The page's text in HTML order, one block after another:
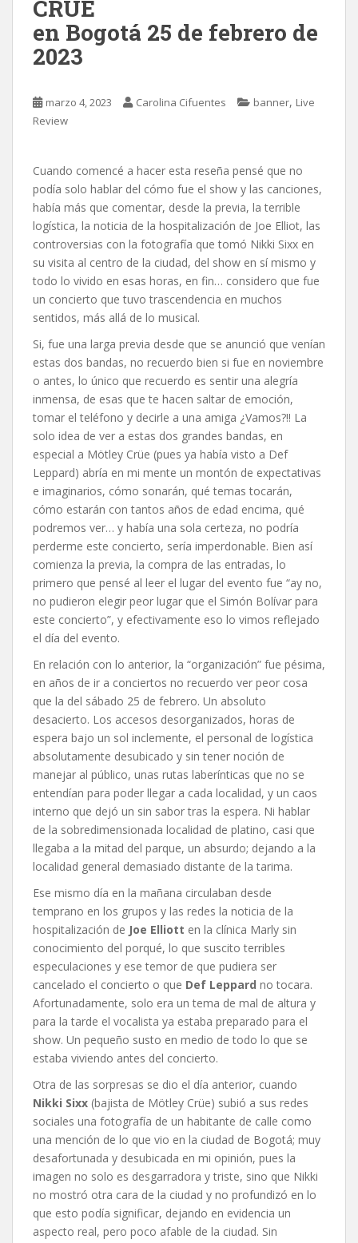
CRÜE
en Bogotá 25 de febrero de
2023
marzo 4, 2023 Carolina Cifuentes banner, Live
Review
Cuando comencé a hacer esta reseña pensé que no
podía solo hablar del cómo fue el show y las canciones,
había más que comentar, desde la previa, la terrible
logística, la noticia de la hospitalización de Joe Elliot, las
controversias con la fotografía que tomó Nikki Sixx en
su visita al centro de la ciudad, del show en sí mismo y
todo lo vivido en esas horas, en fin… considero que fue
un concierto que tuvo trascendencia en muchos
sentidos, más allá de lo musical.
Si, fue una larga previa desde que se anunció que venían
estas dos bandas, no recuerdo bien si fue en noviembre
o antes, lo único que recuerdo es sentir una alegría
inmensa, de esas que te hacen saltar de emoción,
tomar el teléfono y decirle a una amiga ¿Vamos?!! La
solo idea de ver a estas dos grandes bandas, en
especial a Mötley Crüe (pues ya había visto a Def
Leppard) abría en mi mente un montón de expectativas
e imaginarios, cómo sonarán, qué temas tocarán,
cómo estarán con tantos años de edad encima, qué
podremos ver… y había una sola certeza, no podría
perderme este concierto, sería imperdonable. Bien así
comienza la previa, la compra de las entradas, lo
primero que pensé al leer el lugar del evento fue “ay no,
no pudieron elegir peor lugar que el Simón Bolívar para
este concierto”, y efectivamente eso lo vimos reflejado
el día del evento.
En relación con lo anterior, la “organización” fue pésima,
en años de ir a conciertos no recuerdo ver peor cosa
que la del sábado 25 de febrero. Un absoluto
desacierto. Los accesos desorganizados, horas de
espera bajo un sol inclemente, el personal de logística
absolutamente desubicado y sin tener noción de
manejar al público, unas rutas laberínticas que no se
entendían para poder llegar a cada localidad, y un caos
interno que dejó un sin sabor tras la espera. Ni hablar
de la sobredimensionada localidad de platino, casi que
llegaba a la mitad del parque, un absurdo; dejando a la
localidad general demasiado distante de la tarima.
Ese mismo día en la mañana circulaban desde
temprano en los grupos y las redes la noticia de la
hospitalización de Joe Elliott en la clínica Marly sin
conocimiento del porqué, lo que suscito terribles
especulaciones y ese temor de que pudiera ser
cancelado el concierto o que Def Leppard no tocara.
Afortunadamente, solo era un tema de mal de altura y
para la tarde el vocalista ya estaba preparado para el
show. Un pequeño susto en medio de todo lo que se
estaba viviendo antes del concierto.
Otra de las sorpresas se dio el día anterior, cuando
Nikki Sixx (bajista de Mötley Crüe) subió a sus redes
sociales una fotografía de un habitante de calle como
una mención de lo que vio en la ciudad de Bogotá; muy
desafortunada y desubicada en mi opinión, pues la
imagen no solo es desgarradora y triste, sino que Nikki
no mostró otra cara de la ciudad y no profundizó en lo
que esto podía significar, dejando en evidencia un
aspecto real, pero poco afable de la ciudad. Sin